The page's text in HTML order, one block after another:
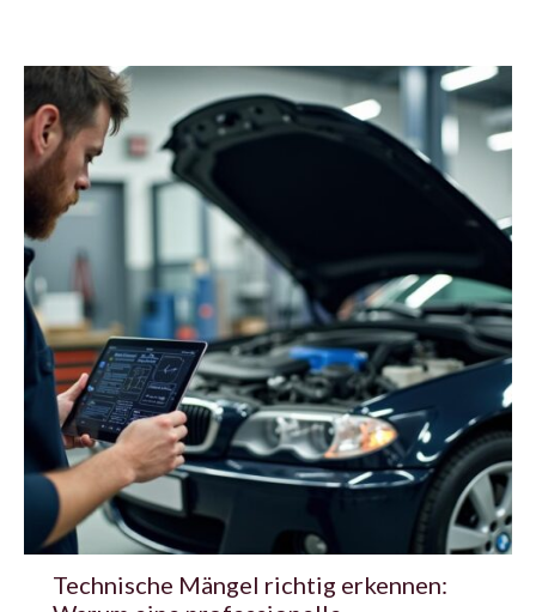
Technische Mängel richtig erkennen: